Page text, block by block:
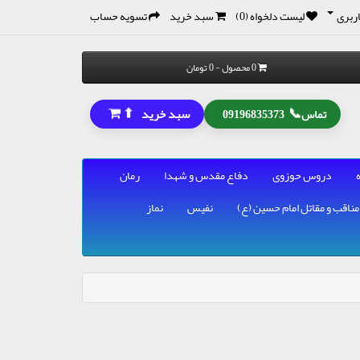
لیست دلخواه (0) سبد خرید تسویه حساب
0 محصول - 0 تومان
تماس📞
09196835373 سبد خرید ⬆
دروس حوزوی دفاع مقدس و شهدا
رمان
مناقب و مقاتل امام حسین (ع) نفیس
نماز